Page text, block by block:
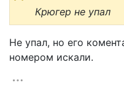
Крюгер не упал
Не упал, но его
номером искали.